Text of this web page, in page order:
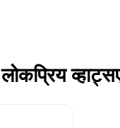
लोकप्रिय